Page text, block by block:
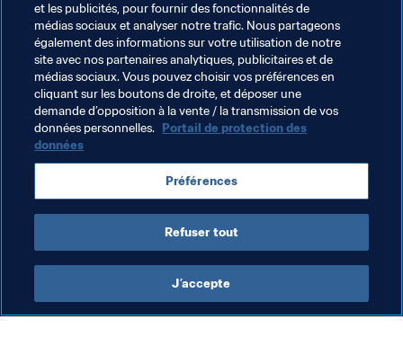
nouvelles perspectives et des opportunités pour les
moins privilégiés d’entre nous ; il nous rassemble à
travers nos sourires et notre passion pour le jeu. C’est un
outil pour construire des passerelles de coopération, de
solidarité et d’espoir".
Thèmes en lien
Organisation
et les publicités, pour fournir des fonctionnalités de
médias sociaux et analyser notre trafic. Nous partageons
également des informations sur votre utilisation de notre
site avec nos partenaires analytiques, publicitaires et de
médias sociaux. Vous pouvez choisir vos préférences en
cliquant sur les boutons de droite, et déposer une
demande d’opposition à la vente / la transmission de vos
données personnelles. Portail de protection des
données
Préférences
Refuser tout
J’accepte